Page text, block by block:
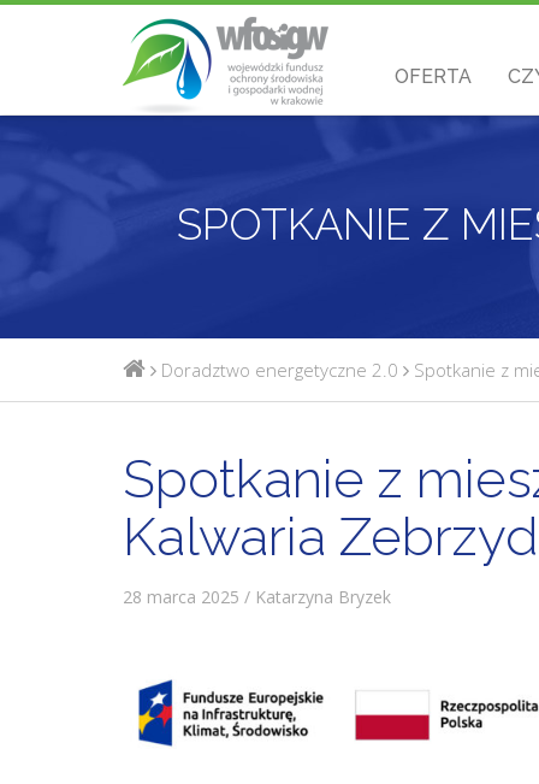
OFERTA
Doradztwo energetyczne 2.0 Spotkanie z
Spotkanie z
Kalwaria
28 marca 2025 / Katarzyna Bryzek